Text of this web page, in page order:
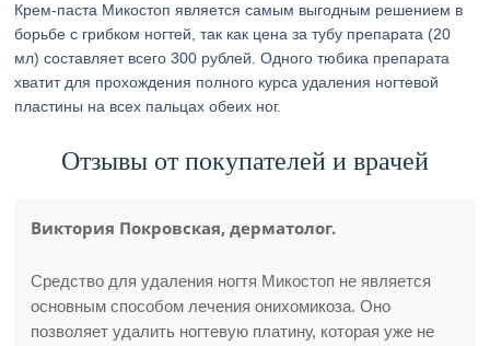
Крем-паста Микостоп является самым выгодным решением в
борьбе с грибком ногтей, так как цена за тубу препарата (20
мл) составляет всего 300 рублей. Одного тюбика препарата
хватит для прохождения полного курса удаления ногтевой
пластины на всех пальцах обеих ног.
Отзывы от покупателей и врачей
Виктория Покровская, дерматолог.
Средство для удаления ногтя Микостоп не является
основным способом лечения онихомикоза. Оно
позволяет удалить ногтевую платину, которая уже не